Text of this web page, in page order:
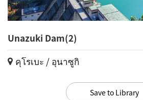
Unazuki Dam(2)
คุโรเบะ / อุนาซูกิ
Save to Library